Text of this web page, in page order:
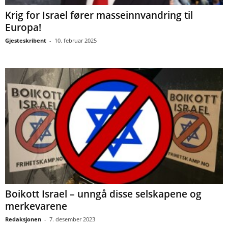
Krig for Israel fører masseinnvandring til
Europa!
Gjesteskribent - 10. februar 2025
Boikott Israel – unngå disse selskapene og
merkevarene
Redaksjonen - 7. desember 2023